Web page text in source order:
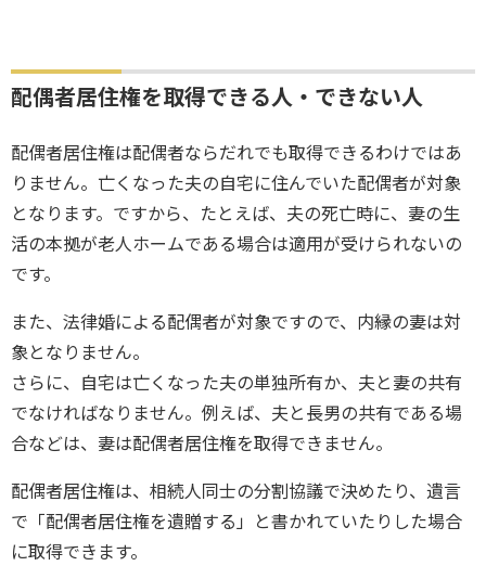
配偶者居住権を取得できる人・できない人
配偶者居住権は配偶者ならだれでも取得できるわけではあ
りません。亡くなった夫の自宅に住んでいた配偶者が対象
となります。ですから、たとえば、夫の死亡時に、妻の生
活の本拠が老人ホームである場合は適用が受けられないの
です。
また、法律婚による配偶者が対象ですので、内縁の妻は対
象となりません。
さらに、自宅は亡くなった夫の単独所有か、夫と妻の共有
でなければなりません。例えば、夫と長男の共有である場
合などは、妻は配偶者居住権を取得できません。
配偶者居住権は、相続人同士の分割協議で決めたり、遺言
で「配偶者居住権を遺贈する」と書かれていたりした場合
に取得できます。